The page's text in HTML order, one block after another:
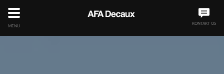
MENU KONTAKT OS